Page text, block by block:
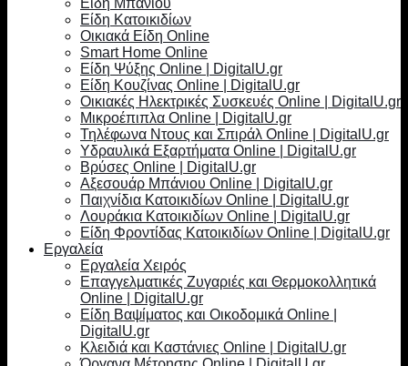
Είδη Μπάνιου
Είδη Κατοικιδίων
Οικιακά Είδη Online
Smart Home Online
Είδη Ψύξης Online | DigitalU.gr
Είδη Κουζίνας Online | DigitalU.gr
Οικιακές Ηλεκτρικές Συσκευές Online | DigitalU.gr
Μικροέπιπλα Online | DigitalU.gr
Τηλέφωνα Ντους και Σπιράλ Online | DigitalU.gr
Υδραυλικά Εξαρτήματα Online | DigitalU.gr
Βρύσες Online | DigitalU.gr
Αξεσουάρ Μπάνιου Online | DigitalU.gr
Παιχνίδια Κατοικιδίων Online | DigitalU.gr
Λουράκια Κατοικιδίων Online | DigitalU.gr
Είδη Φροντίδας Κατοικιδίων Online | DigitalU.gr
Εργαλεία
Εργαλεία Χειρός
Επαγγελματικές Ζυγαριές και Θερμοκολλητικά
Online | DigitalU.gr
Είδη Βαψίματος και Οικοδομικά Online |
DigitalU.gr
Κλειδιά και Καστάνιες Online | DigitalU.gr